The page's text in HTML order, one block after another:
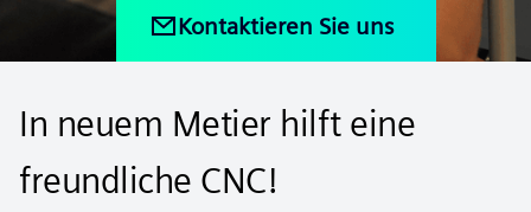
Kontaktieren Sie uns
In neuem Metier hilft eine
freundliche CNC!